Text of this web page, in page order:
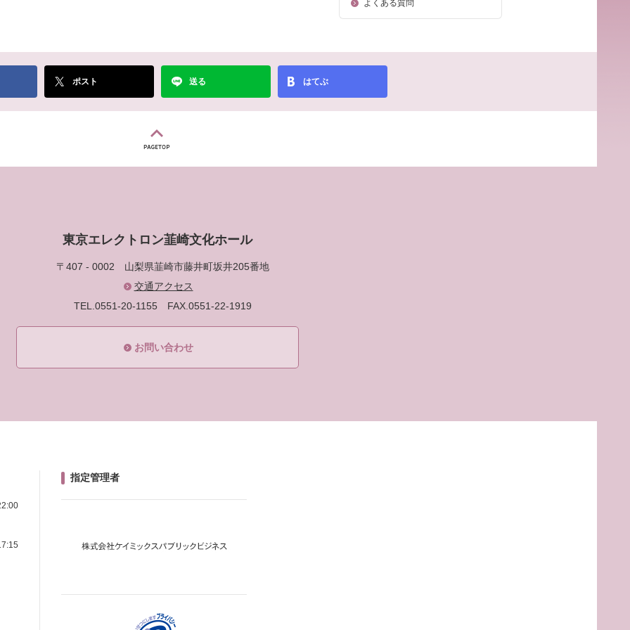
よくある質問
ポスト 送る はてぶ
東京エレクトロン韮崎文化ホール
〒407 - 0002 山梨県韮崎市藤井町坂井205番地
交通アクセス
TEL.0551-20-1155 FAX.0551-22-1919
お問い合わせ
指定管理者